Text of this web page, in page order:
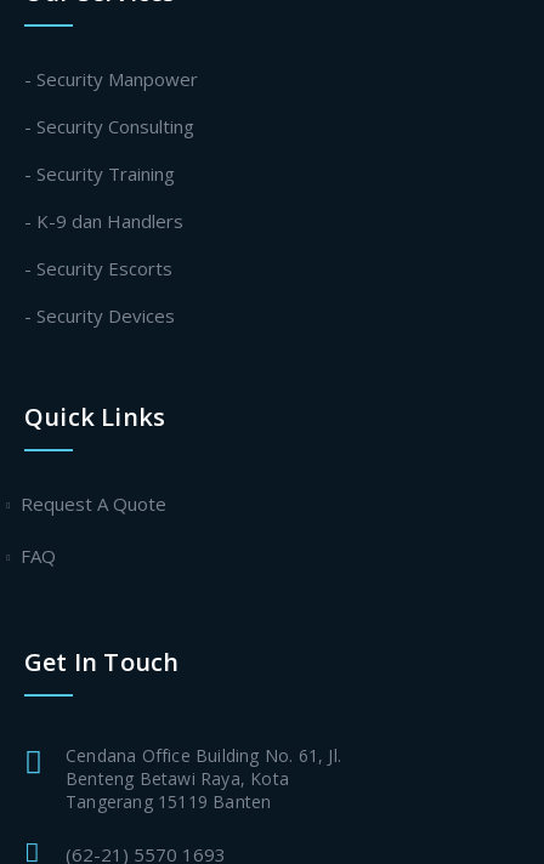
- Security Manpower
- Security Consulting
- Security Training
- K-9 dan Handlers
- Security Escorts
- Security Devices
Quick Links
Request A Quote
FAQ
Get In Touch
Cendana Office Building No. 61, Jl.
Benteng Betawi Raya, Kota
Tangerang 15119 Banten
(62-21) 5570 1693